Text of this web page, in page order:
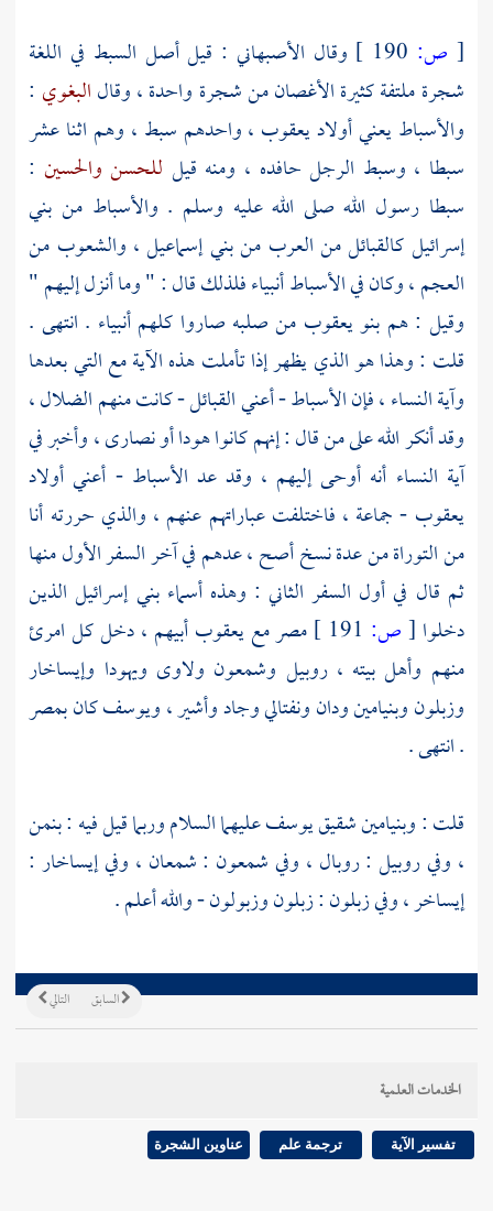
[ ص: وقال الأصبهاني : قيل أصل السبط في اللغة
شجرة ملتفة كثيرة الأغصان من شجرة واحدة ، وقالالبغوي :
والأسباط يعني أولاديعقوب ، واحدهم سبط ، وهم اثنا عشر
سبطا ، وسبط الرجل حافده ، ومنه قيل للحسن والحسين :
سبطا رسول الله صلى الله عليه وسلم . والأسباط من بني
إسرائيل كالقبائل من العرب من بنيإسماعيل، والشعوب من
العجم ، وكان في الأسباط أنبياء فلذلك قال : " وما أنزل إليهم "
وقيل : هم بنويعقوب من صلبه صاروا كلهم أنبياء . انتهى .
قلت : وهذا هو الذي يظهر إذا تأملت هذه الآية مع التي بعدها
وآية النساء ، فإن الأسباط - أعني القبائل - كانت منهم الضلال ،
وقد أنكر الله على من قال : إنهم كانوا هودا أو نصارى ، وأخبر في
آية النساء أنه أوحى إليهم ، وقد عد الأسباط - أعني أولاد
يعقوب - جماعة ، فاختلفت عباراتهم عنهم ، والذي حررته أنا
من التوراة من عدة نسخ أصح ، عدهم في آخر السفر الأول منها
ثم قال في أول السفر الثاني : وهذه أسماء بني إسرائيل الذين
دخلوا [ص: مصرمعيعقوبأبيهم ، دخل كل امرئ
منهم وأهل بيته ،روبيل وشمعون ولاوى ويهودا وإيساخار
وزبلونوبنيامينودانونفتاليوجادوأشير،ويوسفكانبمصر
. انتهى .
قلت :وبنيامينشقيقيوسفعليهما السلام وربما قيل فيه : بنمن
، وفيروبيل : روبال ، وفيشمعون : شمعان ، وفيإيساخار :
إيساخر ، وفيزبلون: زبلون وزبولون - والله أعلم .
التالي السابق
الخدمات العلمية
تفسير الآية ترجمة علم عناوين الشجرة